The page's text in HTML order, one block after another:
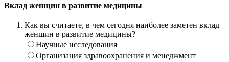
Вклад женщин в развитие медицины
Как вы считаете, в чем сегодня наиболее заметен вклад
женщин в развитие медицины?
Научные исследования
Организация здравоохранения и менеджмент